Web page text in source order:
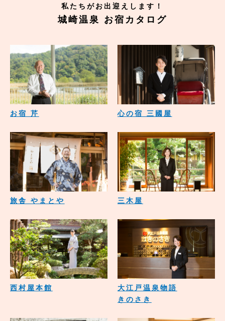
私たちがお出迎えします！
城崎温泉 お宿カタログ
お宿 芹 心の宿 三國屋
旅舎 やまとや 三木屋
西村屋本館
大江戸温泉物語
きのさき